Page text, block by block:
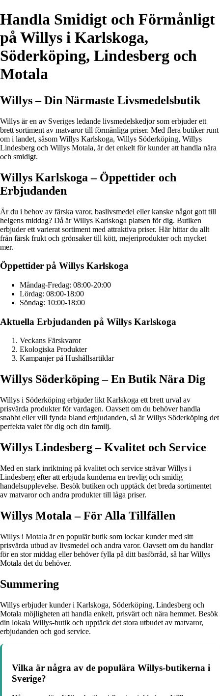
Handla Smidigt och Förmånligt
på Willys i Karlskoga,
Söderköping, Lindesberg och
Motala
Willys – Din Närmaste Livsmedelsbutik
Willys är en av Sveriges ledande livsmedelskedjor som erbjuder ett
brett sortiment av matvaror till förmånliga priser. Med flera butiker runt
om i landet, såsom Willys Karlskoga, Willys Söderköping, Willys
Lindesberg och Willys Motala, är det enkelt för kunder att handla nära
och smidigt.
Willys Karlskoga – Öppettider och
Erbjudanden
Är du i behov av färska varor, baslivsmedel eller kanske något gott till
helgens middag? Då är Willys Karlskoga platsen för dig. Butiken
erbjuder ett varierat sortiment med attraktiva priser. Här hittar du allt
från färsk frukt och grönsaker till kött, mejeriprodukter och mycket
mer.
Öppettider på Willys Karlskoga
Måndag-Fredag: 08:00-20:00
Lördag: 08:00-18:00
Söndag: 10:00-18:00
Aktuella Erbjudanden på Willys Karlskoga
Veckans Färskvaror
Ekologiska Produkter
Kampanjer på Hushållsartiklar
Willys Söderköping – En Butik Nära Dig
Willys i Söderköping erbjuder likt Karlskoga ett brett urval av
prisvärda produkter för vardagen. Oavsett om du behöver handla
snabbt eller vill fynda bland erbjudanden, så är Willys Söderköping det
perfekta valet för dig och din familj.
Willys Lindesberg – Kvalitet och Service
Med en stark inriktning på kvalitet och service strävar Willys i
Lindesberg efter att erbjuda kunderna en trevlig och smidig
handelsupplevelse. Besök butiken och upptäck det breda sortimentet
av matvaror och andra produkter till låga priser.
Willys Motala – För Alla Tillfällen
Willys i Motala är en populär butik som lockar kunder med sitt
prisvärda utbud av livsmedel och andra varor. Oavsett om du handlar
för en stor middag eller behöver fylla på ditt basförråd, så har Willys
Motala det du behöver.
Summering
Willys erbjuder kunder i Karlskoga, Söderköping, Lindesberg och
Motala möjligheten att handla enkelt, prisvärt och nära hemmet. Besök
din lokala Willys-butik och upptäck det stora utbudet av matvaror,
erbjudanden och god service.
Vilka är några av de populära Willys-butikerna i
Sverige?